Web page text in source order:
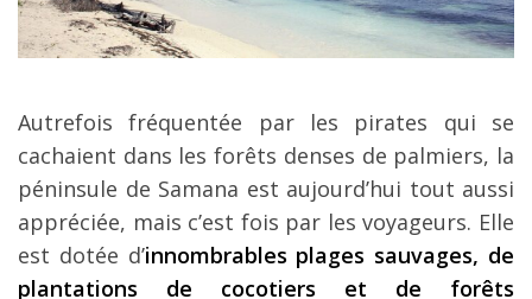
Autrefois fréquentée par les pirates qui se
cachaient dans les forêts denses de palmiers, la
péninsule de Samana est aujourd’hui tout aussi
appréciée, mais c’est fois par les voyageurs. Elle
est dotée d’innombrables plages sauvages, de
plantations de cocotiers et de forêts